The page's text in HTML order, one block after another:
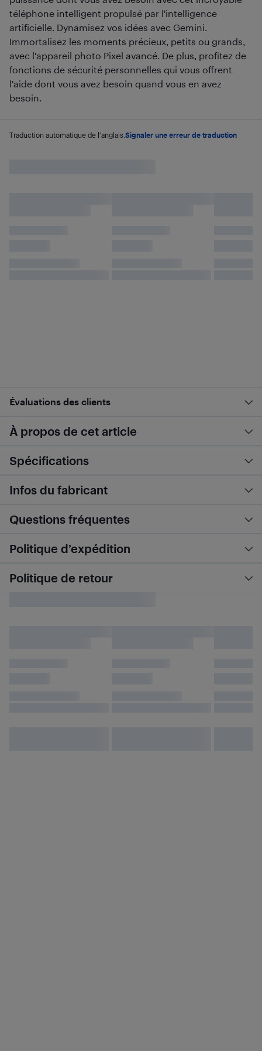
téléphone intelligent propulsé par l'intelligence
artificielle. Dynamisez vos idées avec Gemini.
Immortalisez les moments précieux, petits ou grands,
avec l'appareil photo Pixel avancé. De plus, profitez de
fonctions de sécurité personnelles qui vous offrent
l'aide dont vous avez besoin quand vous en avez
besoin.
Traduction automatique de l'anglais. Signaler une erreur de traduction
Évaluations des clients
À propos de cet article
Spécifications
Infos du fabricant
Questions fréquentes
Politique d’expédition
Politique de retour